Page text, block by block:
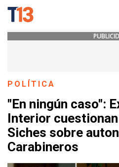
POLÍTICA
"En ningún caso":
Interior
Siches sobre
Carabineros